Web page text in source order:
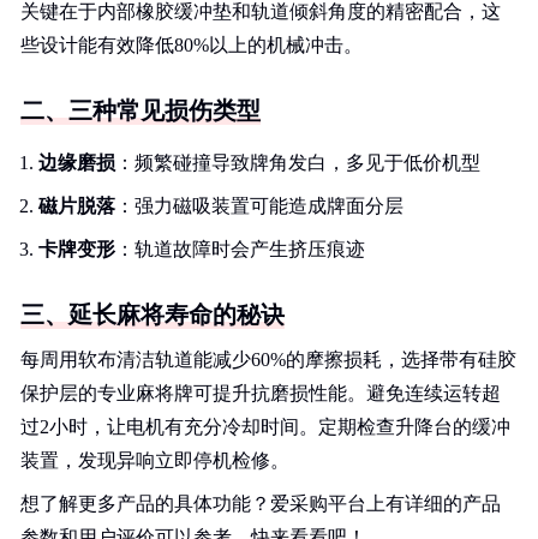
关键在于内部橡胶缓冲垫和轨道倾斜角度的精密配合，这
些设计能有效降低80%以上的机械冲击。
二、三种常见损伤类型
边缘磨损 ：频繁碰撞导致牌角发白，多见于低价机型
磁片脱落 ：强力磁吸装置可能造成牌面分层
卡牌变形 ：轨道故障时会产生挤压痕迹
三、延长麻将寿命的秘诀
每周用软布清洁轨道能减少60%的摩擦损耗，选择带有硅胶
保护层的专业麻将牌可提升抗磨损性能。避免连续运转超
过2小时，让电机有充分冷却时间。定期检查升降台的缓冲
装置，发现异响立即停机检修。
想了解更多产品的具体功能？爱采购平台上有详细的产品